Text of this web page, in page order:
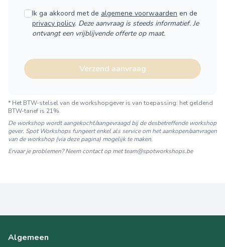
Ik ga akkoord met de algemene voorwaarden en de
privacy policy. Deze aanvraag is steeds informatief. Je
ontvangt een vrijblijvende offerte op maat.
Verzend aanvraag
* Het BTW-stelsel van de workshopgever is van toepassing: het geldend
BTW-tarief is 21%.
De workshop wordt aangekocht/aangevraagd bij de desbetreffende workshop
gever. Spot Workshops fungeert enkel als service om het aankopen/aanvragen
van de workshop (via deze pagina) mogelijk te maken.
Ervaar je problemen? Neem contact op metteam@spotworkshops.be
Algemeen